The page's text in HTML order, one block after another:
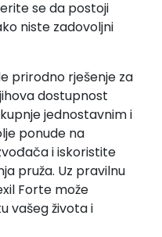
se da postoji
niste zadovoljni
prirodno rješenje za
dostupnost
jednostavnim i
ponude na
i iskoristite
pruža. Uz pravilnu
Forte može
vašeg života i